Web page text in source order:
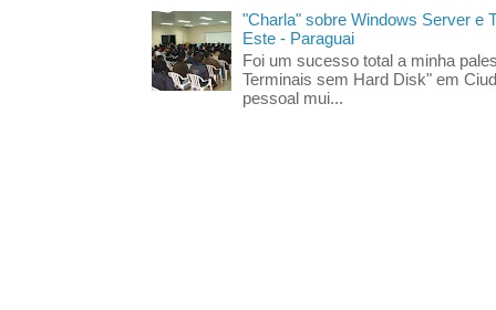
"Charla" sobre Windows Server e
Este - Paraguai
Foi um sucesso total a minha
Terminais sem Hard Disk" em
pessoal mui...